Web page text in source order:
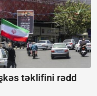
təklifini rədd